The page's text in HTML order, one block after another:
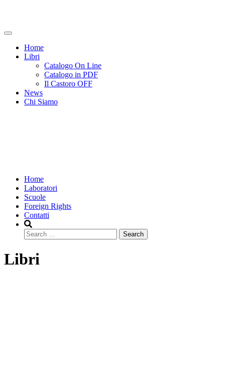
Home
Libri
Catalogo On Line
Catalogo in PDF
Il Castoro OFF
News
Chi Siamo
Home
Laboratori
Scuole
Foreign Rights
Contatti
Search
Libri